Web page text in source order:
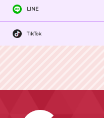
LINE
TikTok